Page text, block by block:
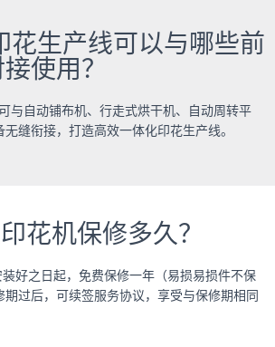
花生产线可以与哪些前
使用？
与自动铺布机、行走式烘干机、自动周转平
缝衔接，打造高效一体化印花生产线。
花机保修多久？
好之日起，免费保修一年（易损易损件不保
过后，可续签服务协议，享受与保修期相同